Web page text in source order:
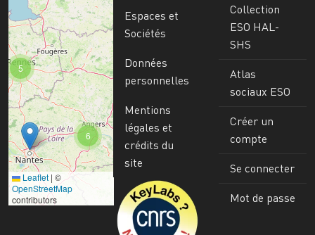
6
5
Leaflet | ©
OpenStreetMap
contributors
Espaces et
Sociétés
Données
personnelles
Mentions
légales et
crédits du
site
Image
Collection
ESO HAL-
SHS
Atlas
sociaux ESO
Créer un
compte
Se connecter
Mot de passe